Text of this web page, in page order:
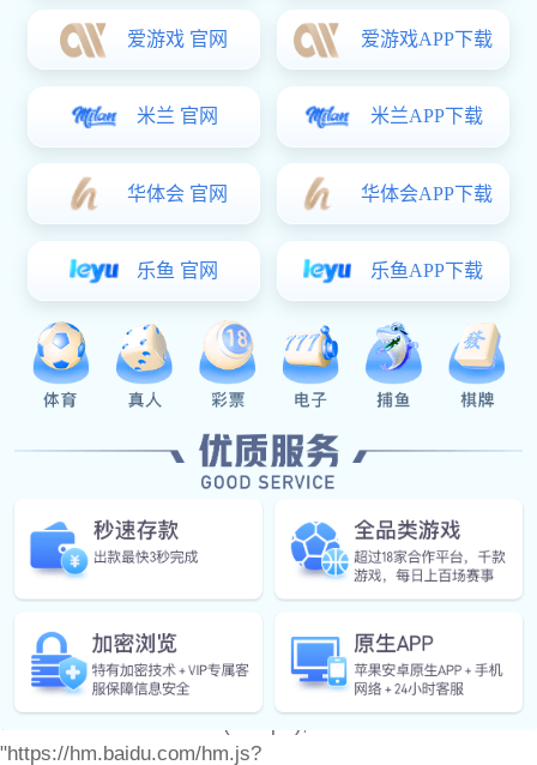
上一篇：推拉门五金拉手LS-B01下一篇：移门把手LS-B04
上一篇：推拉门五金拉手LS-B01下一篇：移门把手LS-B04
关于6t体育
产品中心
门窗配件
产品图册
联系6t体育
var _hmt = _hmt || []; (function() { var hm =
"https://hm.baidu.com/hm.js?